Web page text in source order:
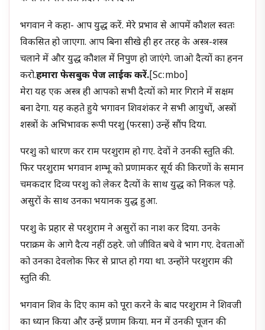
भगवान ने कहा- आप युद्ध करें. मेरे प्रभाव से आपमें कौशल स्वतः
विकसित हो जाएगा. आप बिना सीखे ही हर तरह के अस्त्र-शस्त्र
चलाने में और युद्ध कौशल में निपुण हो जाएंगे. जाओ दैत्यों का हनन
करो.हमारा फेसबुक पेज लाईक करें.[sc:mbo]
मेरा यह एक अस्त्र ही आपको सभी दैत्यों को मार गिराने में सक्षम
बना देगा. यह कहते हुये भगावन शिवशंकर ने सभी आयुधों, अस्त्रों
शस्त्रों के अभिभावक रूपी परशु (फरसा) उन्हें सौंप दिया.
परशु को धारण कर राम परशुराम हो गए. देवों ने उनकी स्तुति की.
फिर परशुराम भगवान शम्भू को प्रणामकर सूर्य की किरणों के समान
चमकदार दिव्य परशु को लेकर दैत्यों के साथ युद्ध को निकल पड़े.
असुरों के साथ उनका भयानक युद्ध हुआ.
परशु के प्रहार से परशुराम ने असुरों का नाश कर दिया. उनके
पराक्रम के आगे दैत्य नहीं ठहरे. जो जीवित बचे वे भाग गए. देवताओं
को उनका देवलोक फिर से प्राप्त हो गया था. उन्होंने परशुराम की
स्तुति की.
भगवान शिव के दिए काम को पूरा करने के बाद परशुराम ने शिवजी
का ध्यान किया और उन्हें प्रणाम किया. मन में उनकी पूजन की